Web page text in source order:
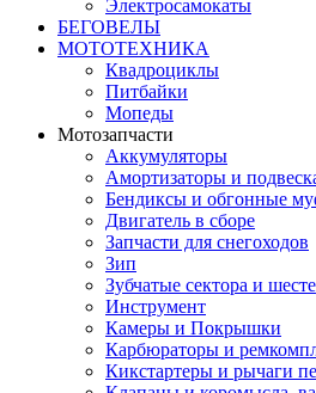
Электросамокаты
БЕГОВЕЛЫ
МОТОТЕХНИКА
Квадроциклы
Питбайки
Мопеды
Мотозапчасти
Аккумуляторы
Амортизаторы и
Бендиксы и обгонные
Двигатель в сборе
Запчасти для снегоходов
Зип
Зубчатые сектора и
Инструмент
Камеры и Покрышки
Карбюраторы и
Кикстартеры и рычаги